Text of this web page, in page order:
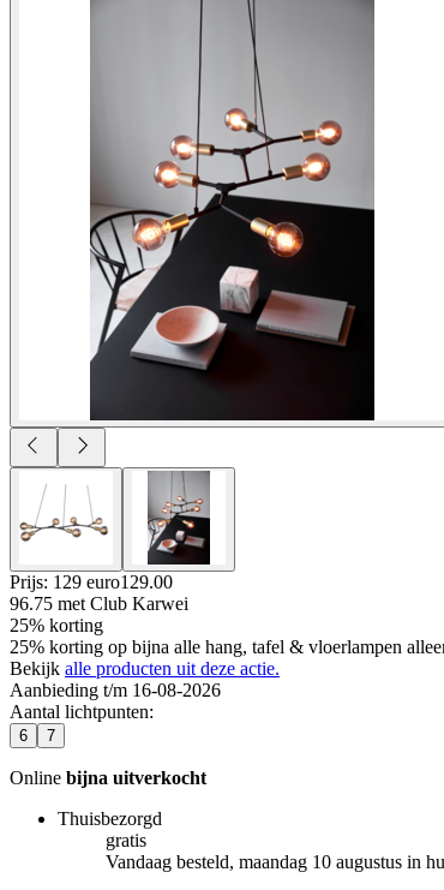
Prijs: 129 euro129.00
96.75 met Club Karwei
25% korting
25% korting op bijna alle hang, tafel & vloerlampen
Bekijk alle producten uit deze actie.
Aanbieding t/m 16-08-2026
Aantal lichtpunten:
6 7
Online bijna uitverkocht
Thuisbezorgd
gratis
Vandaag besteld, maandag 10 augustus in